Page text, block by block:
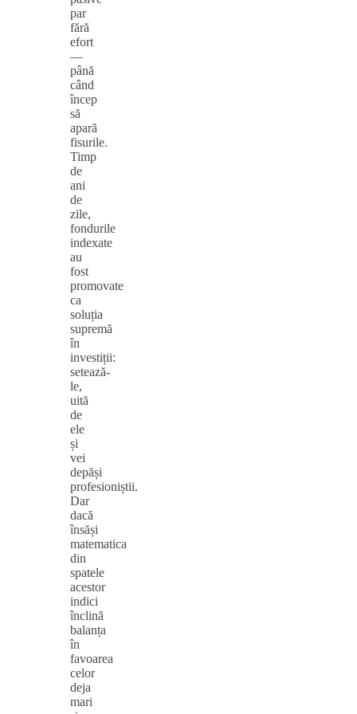
par
fără
efort
—
până
când
încep
să
apară
fisurile.
Timp
de
ani
de
zile,
fondurile
indexate
au
fost
promovate
ca
soluția
supremă
în
investiții:
setează-
le,
uită
de
ele
și
vei
depăși
profesioniștii.
Dar
dacă
însăși
matematica
din
spatele
acestor
indici
înclină
balanța
în
favoarea
celor
deja
mari